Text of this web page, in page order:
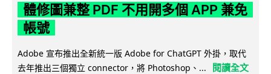
體修圖兼整 PDF 不用開多個 APP 兼免
帳號
Adobe 宣布推出全新統一版 Adobe for ChatGPT 外掛，取代
去年推出三個獨立 connector，將 Photoshop、...
閱讀全文